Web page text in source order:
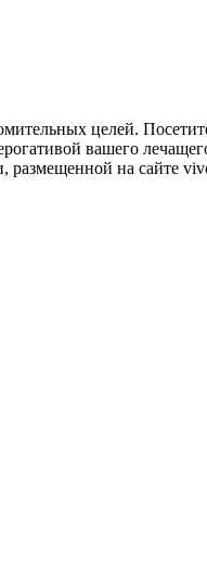
целей.
вашего
размещенной на сайте